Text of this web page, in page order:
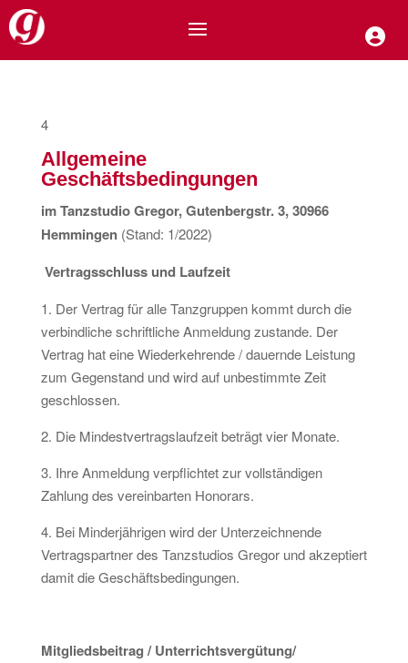
4
Allgemeine
Geschäftsbedingungen
im Tanzstudio Gregor, Gutenbergstr. 3, 30966
Hemmingen (Stand: 1/2022)
Vertragsschluss und Laufzeit
1. Der Vertrag für alle Tanzgruppen kommt durch die
verbindliche schriftliche Anmeldung zustande. Der
Vertrag hat eine Wiederkehrende / dauernde Leistung
zum Gegenstand und wird auf unbestimmte Zeit
geschlossen.
2. Die Mindestvertragslaufzeit beträgt vier Monate.
3. Ihre Anmeldung verpflichtet zur vollständigen
Zahlung des vereinbarten Honorars.
4. Bei Minderjährigen wird der Unterzeichnende
Vertragspartner des Tanzstudios Gregor und akzeptiert
damit die Geschäftsbedingungen.
Mitgliedsbeitrag / Unterrichtsvergütung/